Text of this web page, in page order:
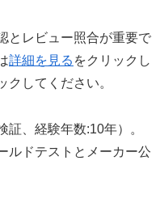
とレビュー照合が重要で
詳細を見る をクリックし
クしてください。
証、経験年数:10年）。
ルドテストとメーカー公